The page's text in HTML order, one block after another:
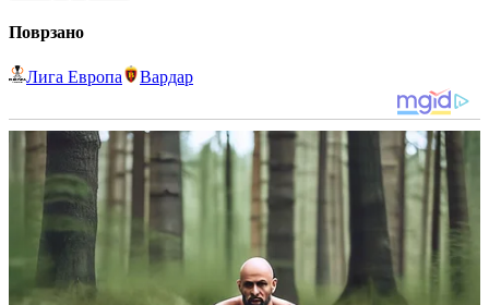
Поврзано
Лига Европа Вардар